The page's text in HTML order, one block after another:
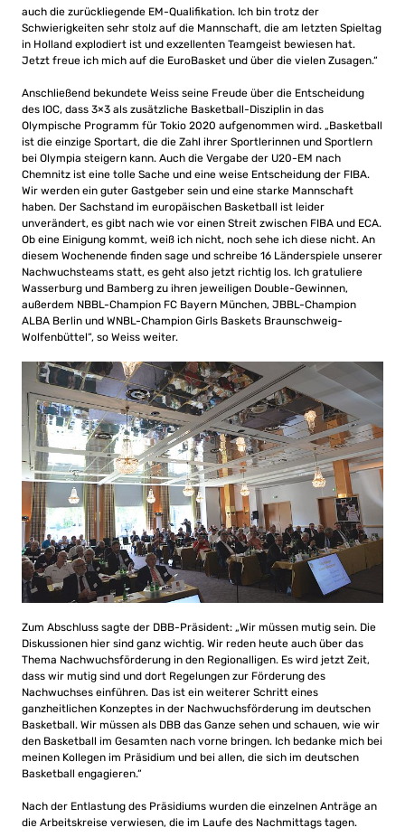
auch die zurückliegende EM-Qualifikation. Ich bin trotz der
Schwierigkeiten sehr stolz auf die Mannschaft, die am letzten Spieltag
in Holland explodiert ist und exzellenten Teamgeist bewiesen hat.
Jetzt freue ich mich auf die EuroBasket und über die vielen Zusagen.“
Anschließend bekundete Weiss seine Freude über die Entscheidung
des IOC, dass 3×3 als zusätzliche Basketball-Disziplin in das
Olympische Programm für Tokio 2020 aufgenommen wird. „Basketball
ist die einzige Sportart, die die Zahl ihrer Sportlerinnen und Sportlern
bei Olympia steigern kann. Auch die Vergabe der U20-EM nach
Chemnitz ist eine tolle Sache und eine weise Entscheidung der FIBA.
Wir werden ein guter Gastgeber sein und eine starke Mannschaft
haben. Der Sachstand im europäischen Basketball ist leider
unverändert, es gibt nach wie vor einen Streit zwischen FIBA und ECA.
Ob eine Einigung kommt, weiß ich nicht, noch sehe ich diese nicht. An
diesem Wochenende finden sage und schreibe 16 Länderspiele unserer
Nachwuchsteams statt, es geht also jetzt richtig los. Ich gratuliere
Wasserburg und Bamberg zu ihren jeweiligen Double-Gewinnen,
außerdem NBBL-Champion FC Bayern München, JBBL-Champion
ALBA Berlin und WNBL-Champion Girls Baskets Braunschweig-
Wolfenbüttel“, so Weiss weiter.
Zum Abschluss sagte der DBB-Präsident: „Wir müssen mutig sein. Die
Diskussionen hier sind ganz wichtig. Wir reden heute auch über das
Thema Nachwuchsförderung in den Regionalligen. Es wird jetzt Zeit,
dass wir mutig sind und dort Regelungen zur Förderung des
Nachwuchses einführen. Das ist ein weiterer Schritt eines
ganzheitlichen Konzeptes in der Nachwuchsförderung im deutschen
Basketball. Wir müssen als DBB das Ganze sehen und schauen, wie wir
den Basketball im Gesamten nach vorne bringen. Ich bedanke mich bei
meinen Kollegen im Präsidium und bei allen, die sich im deutschen
Basketball engagieren.“
Nach der Entlastung des Präsidiums wurden die einzelnen Anträge an
die Arbeitskreise verwiesen, die im Laufe des Nachmittags tagen.